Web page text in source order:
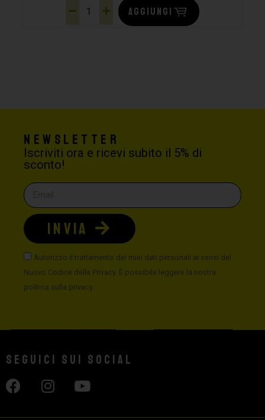
AGGIUNGI
Newsletter
Iscriviti ora e ricevi subito il 5% di
sconto!
Autorizzo il trattamento dei miei dati personali ai sensi del
Nuovo Codice della Privacy. È possibile leggere la nostra
politica sulla privacy
INVIA
Seguici sui social